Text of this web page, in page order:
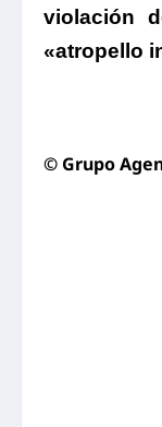
violación
«atropello
© Grupo